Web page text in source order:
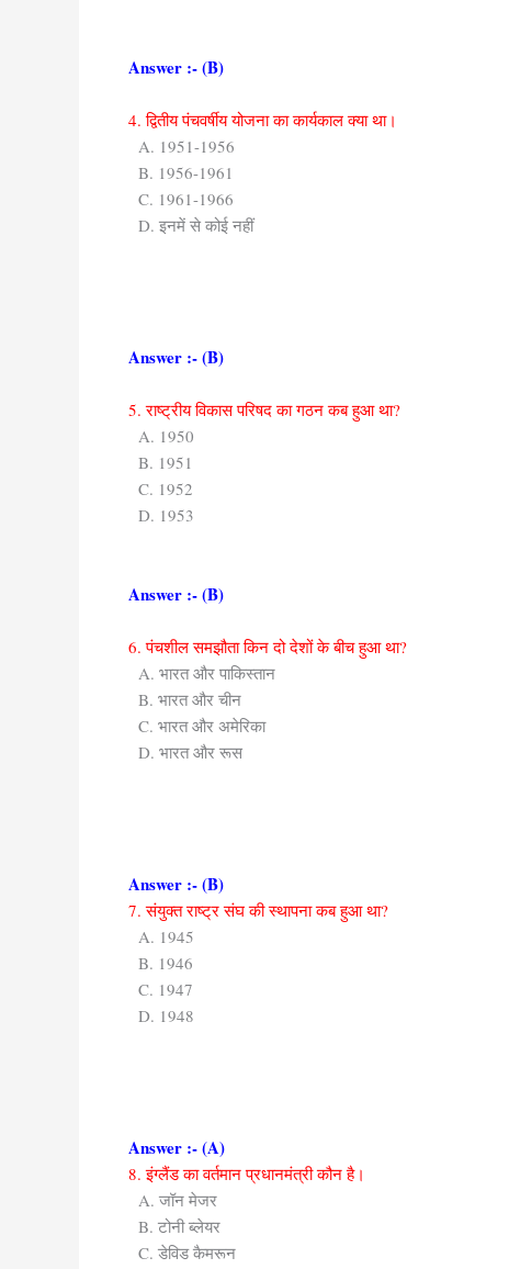
Answer :- (B)
4. द्वितीय पंचवर्षीय योजना का कार्यकाल क्या था।
A. 1951-1956
B. 1956-1961
C. 1961-1966
D. इनमें से कोई नहीं
Answer :- (B)
5. राष्ट्रीय विकास परिषद का गठन कब हुआ था?
A. 1950
B. 1951
C. 1952
D. 1953
Answer :- (B)
6. पंचशील समझौता किन दो देशों के बीच हुआ था?
A. भारत और पाकिस्तान
B. भारत और चीन
C. भारत और अमेरिका
D. भारत और रूस
Answer :- (B)
7. संयुक्त राष्ट्र संघ की स्थापना कब हुआ था?
A. 1945
B. 1946
C. 1947
D. 1948
Answer :- (A)
8. इंग्लैंड का वर्तमान प्रधानमंत्री कौन है।
A. जॉन मेजर
B. टोनी ब्लेयर
C. डेविड कैमरून